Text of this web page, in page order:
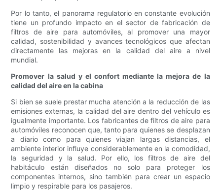
Por lo tanto, el panorama regulatorio en constante evolución
tiene un profundo impacto en el sector de fabricación de
filtros de aire para automóviles, al promover una mayor
calidad, sostenibilidad y avances tecnológicos que afectan
directamente las mejoras en la calidad del aire a nivel
mundial.
Promover la salud y el confort mediante la mejora de la
calidad del aire en la cabina
Si bien se suele prestar mucha atención a la reducción de las
emisiones externas, la calidad del aire dentro del vehículo es
igualmente importante. Los fabricantes de filtros de aire para
automóviles reconocen que, tanto para quienes se desplazan
a diario como para quienes viajan largas distancias, el
ambiente interior influye considerablemente en la comodidad,
la seguridad y la salud. Por ello, los filtros de aire del
habitáculo están diseñados no solo para proteger los
componentes internos, sino también para crear un espacio
limpio y respirable para los pasajeros.